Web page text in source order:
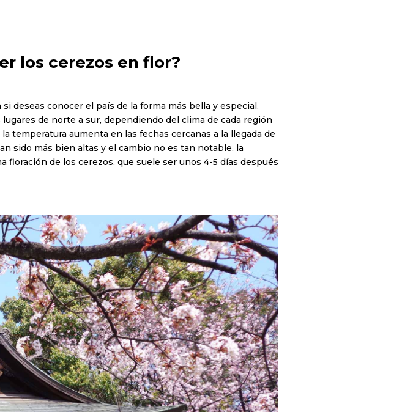
los cerezos en flor?
deseas conocer el país de la forma más bella y especial.
de norte a sur, dependiendo del clima de cada región
temperatura aumenta en las fechas cercanas a la llegada de
sido más bien altas y el cambio no es tan notable, la
floración de los cerezos, que suele ser unos 4-5 días después